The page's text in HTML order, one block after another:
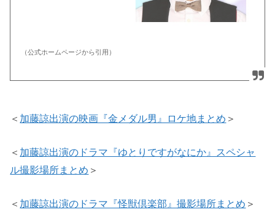
（公式ホームページから引用）
＜ 加藤諒出演の映画『金メダル男』ロケ地まとめ ＞
＜ 加藤諒出演のドラマ『ゆとりですがなにか』スペシャ
ル撮影場所まとめ ＞
＜ 加藤諒出演のドラマ『怪獣倶楽部』撮影場所まとめ ＞